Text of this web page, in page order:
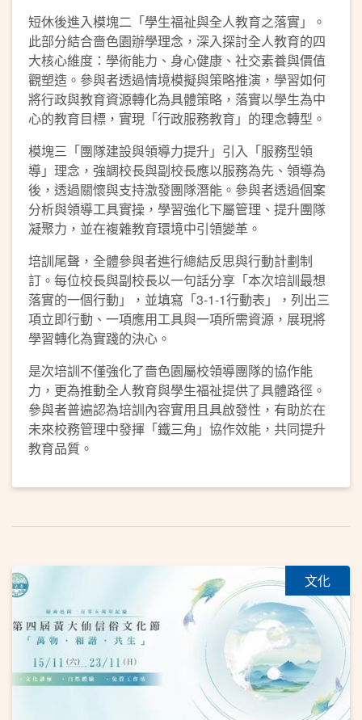
短休後進入模塊二「學生福祉與全人教育之落實」。
此部分結合嗇色園辦學理念，深入探討全人教育的四
大核心維度：學術能力、身心健康、社交素養與價值
觀塑造。參與者透過情境模擬與策略推演，學習如何
將行政與教育資源轉化為具體策略，落實以學生為中
心的教育目標，實現「行政服務教育」的理念轉型。
模塊三「團隊建設與領導力提升」引入「服務型領
導」理念，強調校長與副校長應以服務為先、領導為
後，透過關懷與支持激發團隊潛能。參與者透過個案
分析與領導工具實操，學習強化下屬管理、提升團隊
凝聚力，並在複雜教育環境中引領變革。
培訓尾聲，全體參與者進行總結反思與行動計劃制
訂。每位校長與副校長以一句話分享「本次培訓最想
落實的一個行動」，並填寫「3-1-1行動表」，列出三
項立即行動、一項應用工具與一項所需資源，展現將
學習轉化為實踐的決心。
是次培訓不僅強化了嗇色園屬校領導團隊的協作能
力，更為推動全人教育與學生福祉提供了具體路徑。
參與者普遍認為培訓內容實用且具啟發性，有助於在
未來校務管理中發揮「鐵三角」協作效能，共同提升
教育品質。
文化